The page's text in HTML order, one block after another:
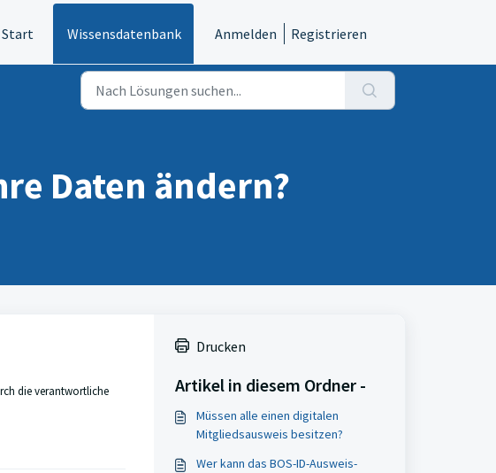
Start Wissensdatenbank Anmelden Registrieren
Daten ändern?
die verantwortliche
Drucken
Artikel in diesem Ordner -
Müssen alle einen digitalen
Mitgliedsausweis besitzen?
Wer kann das BOS-ID-Ausweis-